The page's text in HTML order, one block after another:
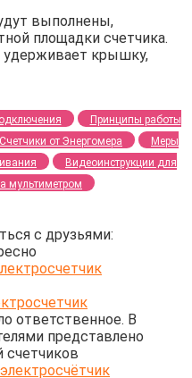
выполнены,
площадки счетчика.
удерживает крышку,
Принципы работы
Счетчики от Энергомера
Меры
Видеоинструкции для
мультиметром
с друзьями:
ответственное. В
представлено
счетчиков